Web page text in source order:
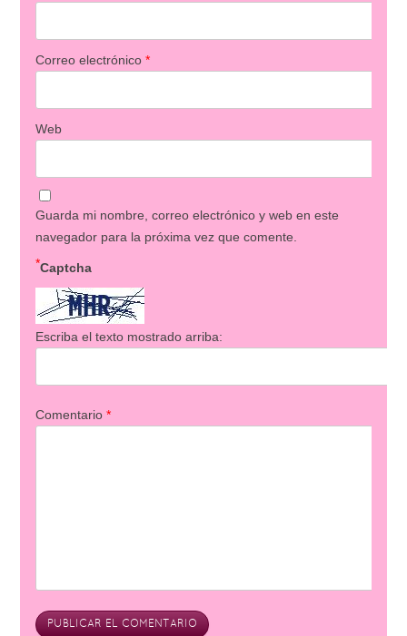
Correo electrónico *
Web
Guarda mi nombre, correo electrónico y web en este
navegador para la próxima vez que comente.
Captcha
*
Escriba el texto mostrado arriba:
Comentario *